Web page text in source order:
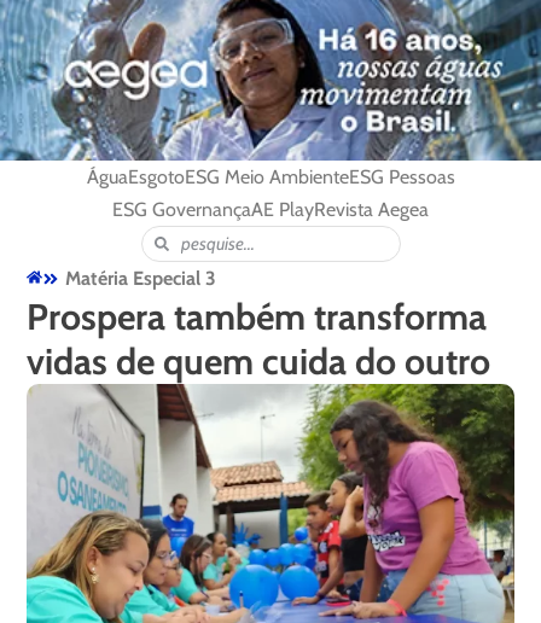
ÁguaEsgotoESG Meio AmbienteESG Pessoas
ESG GovernançaAE PlayRevista Aegea
Matéria Especial 3
Prospera também transforma
vidas de quem cuida do outro